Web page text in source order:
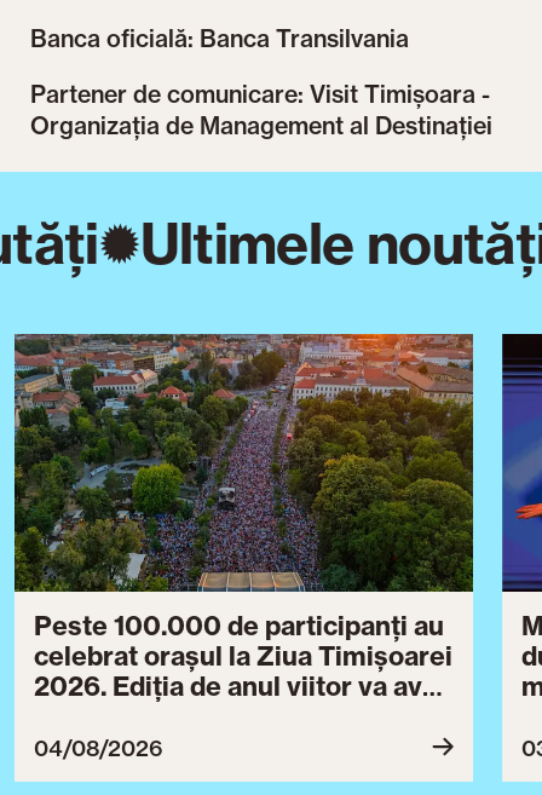
Banca oficială: Banca Transilvania
Partener de comunicare: Visit Timișoara -
Organizația de Management al Destinației
Ultimele noutăți
Peste 100.000 de participanți au
celebrat orașul la Ziua Timișoarei
2026. Ediția de anul viitor va avea
04/08/2026